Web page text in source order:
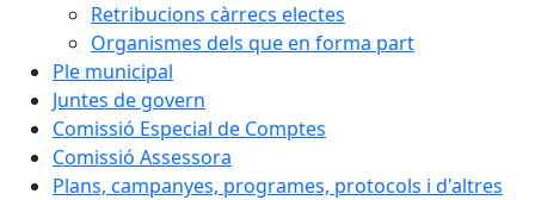
Retribucions càrrecs electes
Organismes dels que en forma part
Ple municipal
Juntes de govern
Comissió Especial de Comptes
Comissió Assessora
Plans, campanyes, programes, protocols i d'altres